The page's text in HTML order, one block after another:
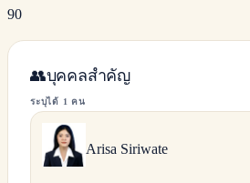
90
👥บุคคลสำคัญ
ระบุได้ 1 คน
Arisa Siriwate